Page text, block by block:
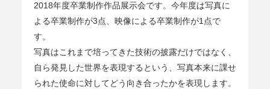
2018年度卒業制作作品展示会です。今年度は写真に
よる卒業制作が3点、映像による卒業制作が1点で
す。
写真はこれまで培ってきた技術の披露だけではなく、
自ら発見した世界を表現するという、写真本来に課せ
られた使命に対してどう向き合ったかを表現します。